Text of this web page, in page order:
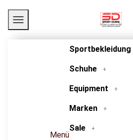
Menü
Sportbekleidung
Schuhe
Equipment
Marken
Sale